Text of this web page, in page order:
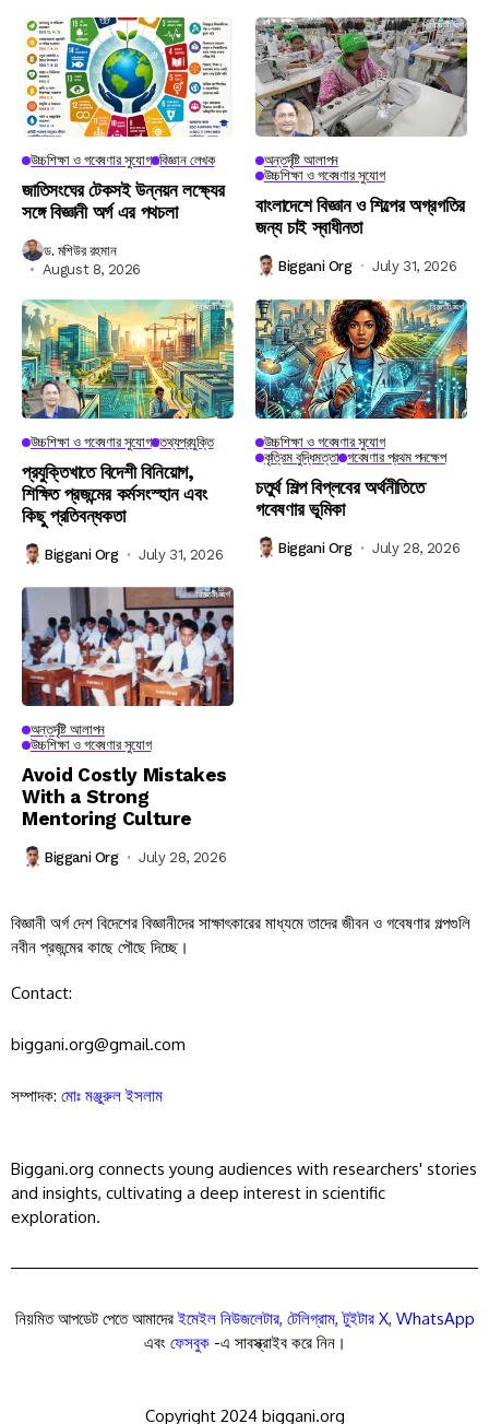
উচ্চশিক্ষা ও গবেষণার সুযোগ বিজ্ঞান লেখক
জাতিসংঘের টেকসই উন্নয়ন লক্ষ্যের
সঙ্গে বিজ্ঞানী অর্গ এর পথচলা
ড. মশিউর রহমান
August 8, 2026
অন্তর্দৃষ্টি আলাপন
উচ্চশিক্ষা ও গবেষণার সুযোগ
বাংলাদেশে বিজ্ঞান ও শিল্পের অগ্রগতির
জন্য চাই স্বাধীনতা
Biggani Org July 31, 2026
উচ্চশিক্ষা ও গবেষণার সুযোগ তথ্যপ্রযুক্তি
প্রযুক্তিখাতে বিদেশী বিনিয়োগ,
শিক্ষিত প্রজন্মের কর্মসংস্হান এবং
কিছু প্রতিবন্ধকতা
Biggani Org July 31, 2026
উচ্চশিক্ষা ও গবেষণার সুযোগ
কৃত্রিম বুদ্ধিমত্তা গবেষণার প্রথম পদক্ষেপ
চতুর্থ শিল্প বিপ্লবের অর্থনীতিতে
গবেষণার ভূমিকা
Biggani Org July 28, 2026
অন্তর্দৃষ্টি আলাপন
উচ্চশিক্ষা ও গবেষণার সুযোগ
Avoid Costly Mistakes
With a Strong
Mentoring Culture
Biggani Org July 28, 2026
বিজ্ঞানী অর্গ দেশ বিদেশের বিজ্ঞানীদের সাক্ষাৎকারের মাধ্যমে তাদের জীবন ও গবেষণার গল্পগুলি
নবীন প্রজন্মের কাছে পৌছে দিচ্ছে।
Contact:
biggani.org@gmail.com
সম্পাদক: মোঃ মঞ্জুরুল ইসলাম
Biggani.org connects young audiences with researchers' stories
and insights, cultivating a deep interest in scientific
exploration.
নিয়মিত আপডেট পেতে আমাদেরইমেইল নিউজলেটার, টেলিগ্রাম,টুইটার X, WhatsApp
এবং ফেসবুক-এ সাবস্ক্রাইব করে নিন।
Copyright 2024 biggani.org